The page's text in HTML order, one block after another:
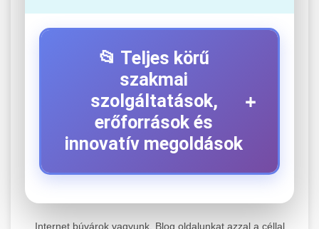
📂 Teljes körű
szakmai
szolgáltatások,
erőforrások és
innovatív megoldások
+
+
Internet búvárok vagyunk. Blog oldalunkat azzal a céllal